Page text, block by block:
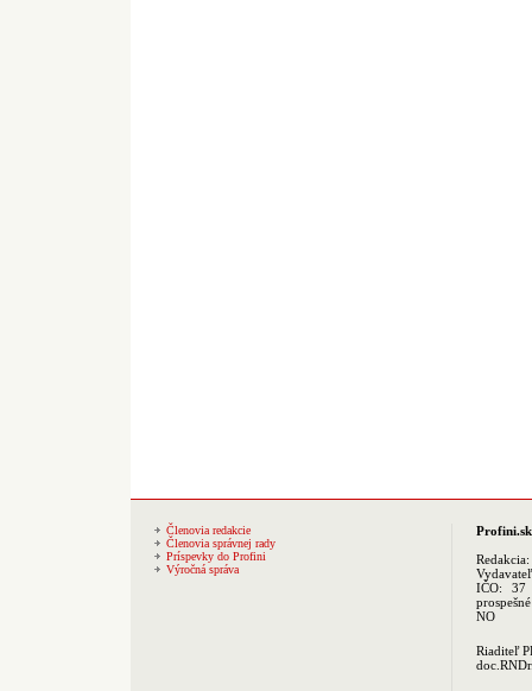
Členovia redakcie
Členovia správnej rady
Príspevky do Profini
Výročná správa
Profini.sk
Redakcia:
IČO: 37
NO
Riaditeľ